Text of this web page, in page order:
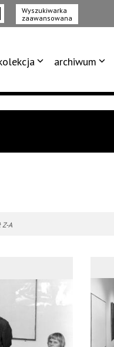
Wyszukiwarka
zaawansowana
archiwum
Z-A